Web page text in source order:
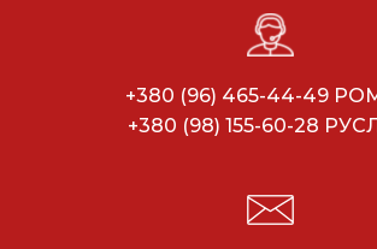
+380 (96) 465-44-49
+380 (98) 155-60-28